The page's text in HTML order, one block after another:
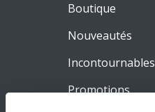
Boutique
Nouveautés
Incontournables
Promotions